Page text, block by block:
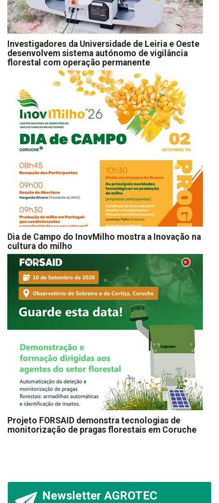
Investigadores da Universidade de Leiria e Oeste
desenvolvem sistema autónomo de vigilância
florestal com operação permanente
Dia de Campo do InovMilho mostra a Inovação na
cultura do milho
Projeto FORSAID demonstra tecnologias de
monitorização de pragas florestais em Coruche
Newsletter AGROTEC